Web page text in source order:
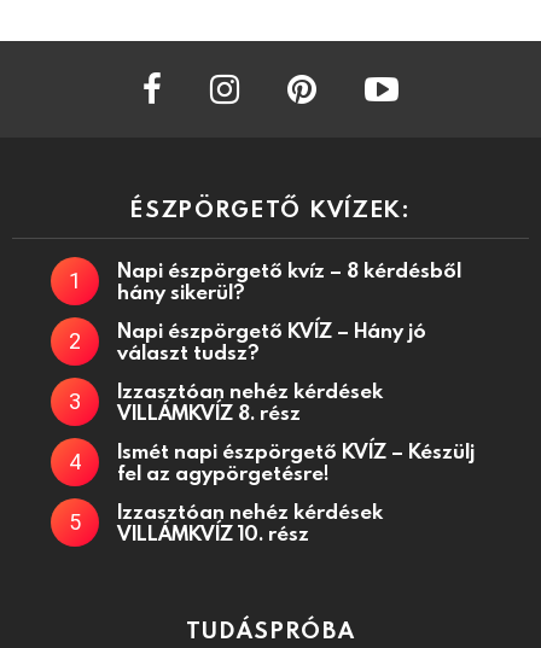
facebook instagram
ÉSZPÖRGETŐ KVÍZEK:
Napi észpörgető kvíz – 8 kérdésből
hány sikerül?
Napi észpörgető KVÍZ – Hány jó
választ tudsz?
Izzasztóan nehéz kérdések
VILLÁMKVÍZ 8. rész
Ismét napi észpörgető KVÍZ – Készülj
fel az agypörgetésre!
Izzasztóan nehéz kérdések
VILLÁMKVÍZ 10. rész
TUDÁSPRÓBA